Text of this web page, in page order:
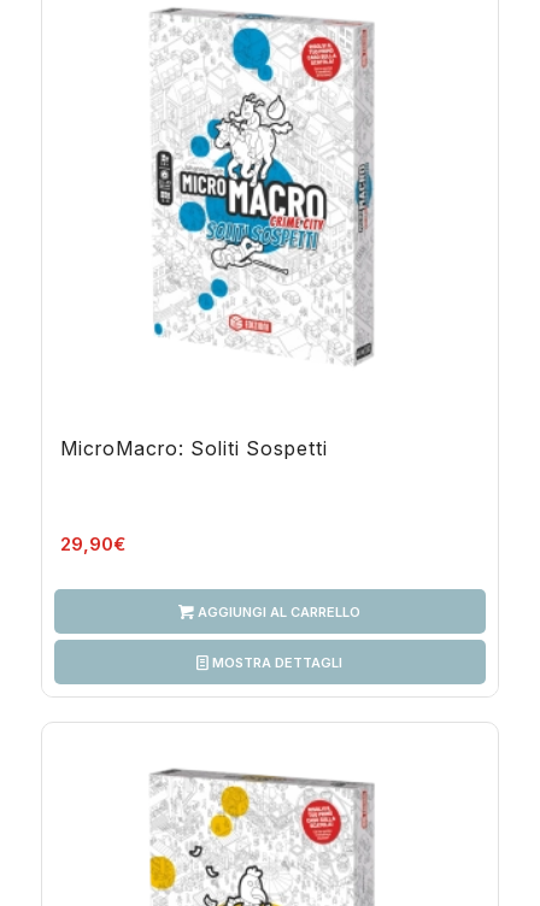
MicroMacro: Soliti Sospetti
29,90€
AGGIUNGI AL CARRELLO
MOSTRA DETTAGLI